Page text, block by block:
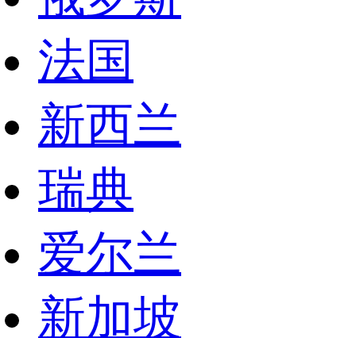
法国
新西兰
瑞典
爱尔兰
新加坡